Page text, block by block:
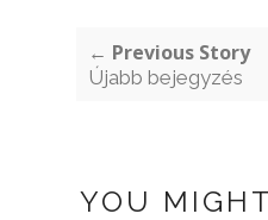
← Previous Story
Újabb bejegyzés
YOU